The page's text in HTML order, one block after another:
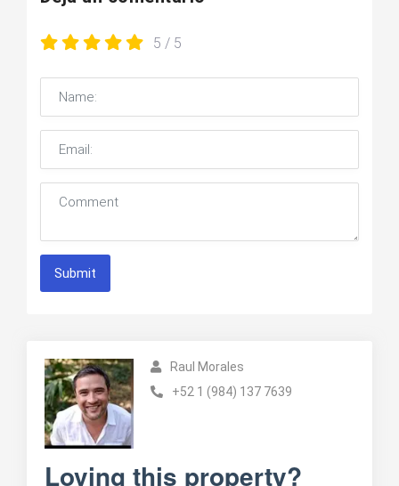
5 / 5
Submit
Raul Morales
+52 1 (984) 137 7639